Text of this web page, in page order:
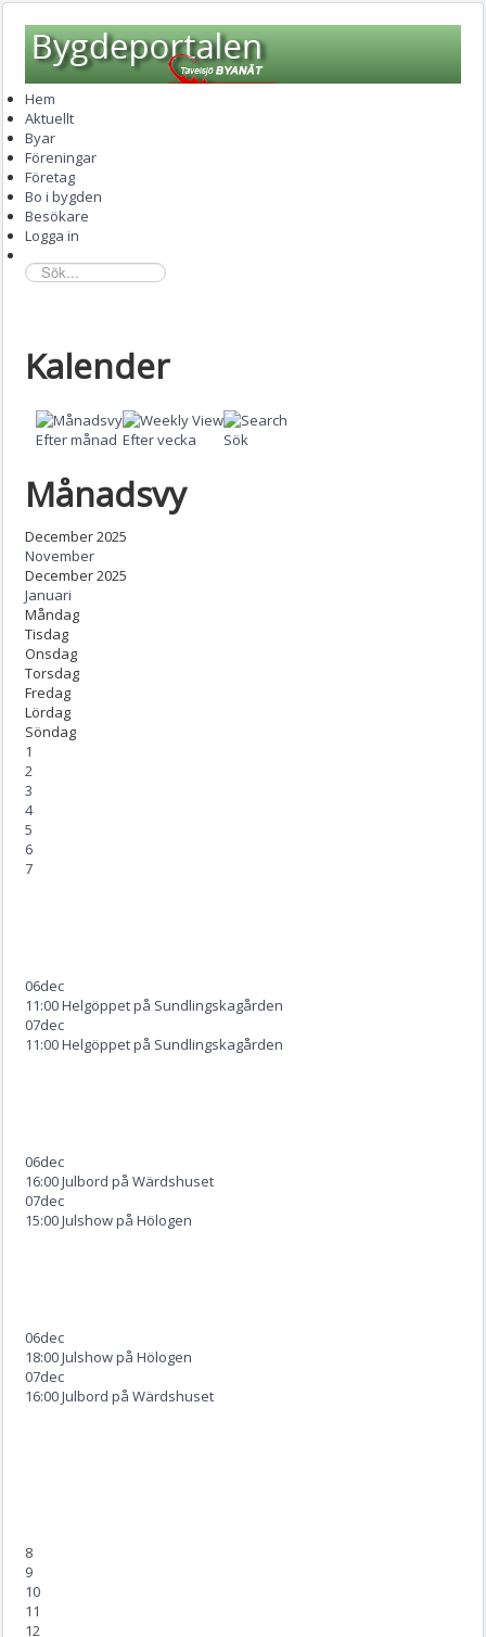
Hem
Aktuellt
Byar
Föreningar
Företag
Bo i bygden
Besökare
Logga in
sök...
Kalender
Efter månad Efter vecka Sök
Månadsvy
December 2025
November
December 2025
Januari
Måndag
Tisdag
Onsdag
Torsdag
Fredag
Lördag
Söndag
1
2
3
4
5
6
7
06dec
11:00 Helgöppet på Sundlingskagården
07dec
11:00 Helgöppet på Sundlingskagården
06dec
16:00 Julbord på Wärdshuset
07dec
15:00 Julshow på Hölogen
06dec
18:00 Julshow på Hölogen
07dec
16:00 Julbord på Wärdshuset
8
9
10
11
12